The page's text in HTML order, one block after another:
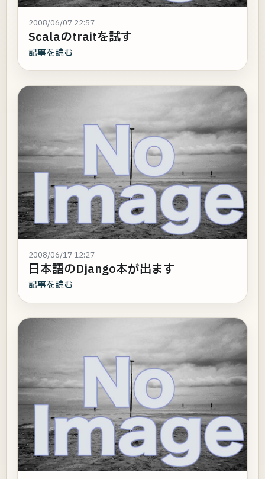
2008/06/07 22:57
Scalaのtraitを試す
記事を読む
2008/06/17 12:27
日本語のDjango本が出ます
記事を読む